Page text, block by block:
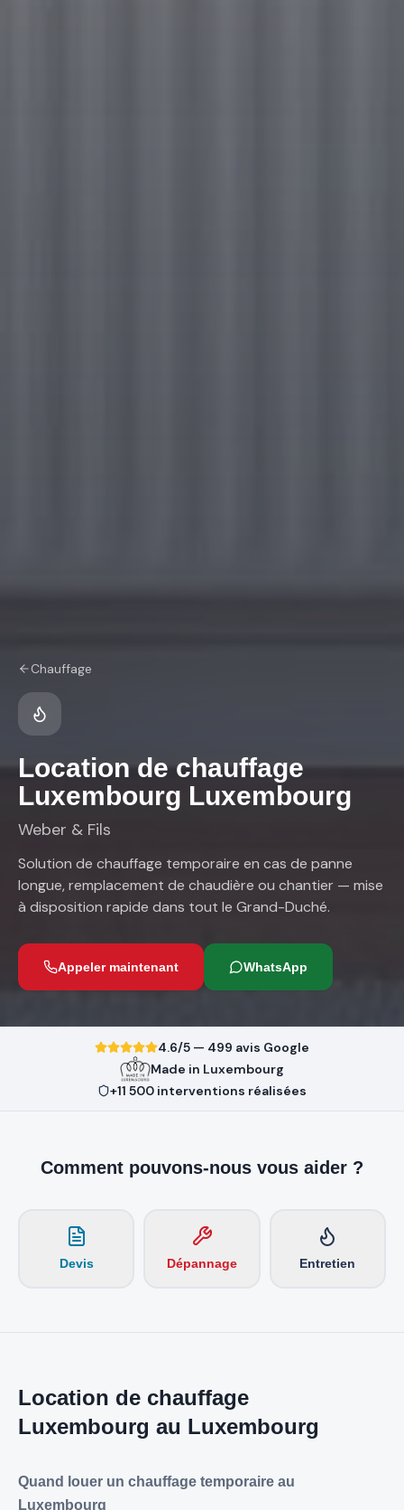
Chauffage
Location de chauffage
Luxembourg Luxembourg
Weber & Fils
Solution de chauffage temporaire en cas de panne
longue, remplacement de chaudière ou chantier — mise
à disposition rapide dans tout le Grand-Duché.
Appeler maintenant WhatsApp
4.6/5 — 499 avis Google
Made in Luxembourg
+11 500 interventions réalisées
Comment pouvons-nous vous aider ?
Devis Dépannage Entretien
Location de chauffage
Luxembourg au Luxembourg
Quand louer un chauffage temporaire au
Luxembourg